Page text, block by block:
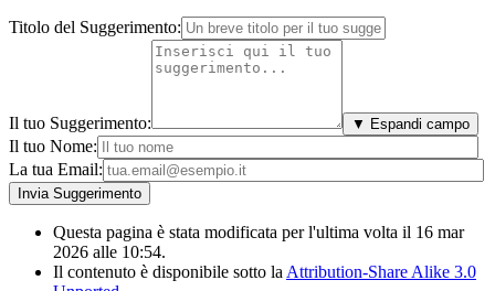
Titolo del Suggerimento:
Il tuo Suggerimento: ▼ Espandi campo
Il tuo Nome:
La tua Email:
Questa pagina è stata modificata per l'ultima volta il 16 mar
2026 alle 10:54.
Il contenuto è disponibile sotto la Attribution-Share Alike 3.0